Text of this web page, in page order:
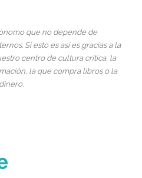
que no depende de
Si esto es así es gracias a la
centro de cultura crítica, la
la que compra libros o la